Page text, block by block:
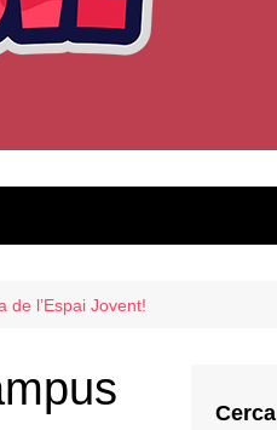
de l’Espai Jovent!
Cerca